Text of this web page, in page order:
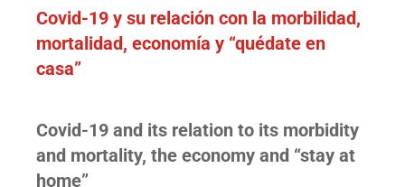
Covid-19 y su relación con la morbilidad,
mortalidad, economía y “quédate en
casa”
Covid-19 and its relation to its morbidity
and mortality, the economy and “stay at
home”